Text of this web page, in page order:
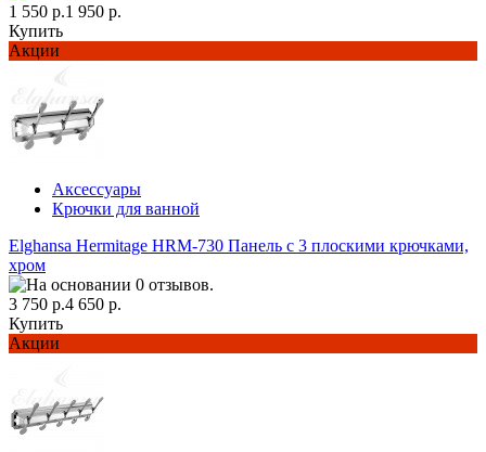
1 550 р.1 950 р.
Купить
Акции
Аксессуары
Крючки для ванной
Elghansa Hermitage HRM-730 Панель с 3 плоскими крючками,
хром
3 750 р.4 650 р.
Купить
Акции